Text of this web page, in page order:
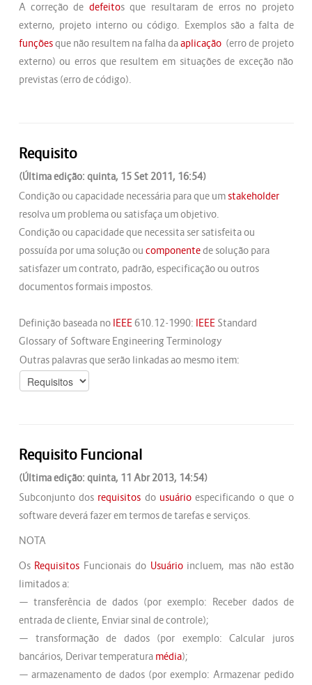
A correção de defeitos que resultaram de erros no projeto
externo, projeto interno ou código. Exemplos são a falta de
funçõesque não resultem na falha daaplicação (erro de projeto
externo) ou erros que resultem em situações de exceção não
previstas (erro de código).
Requisito
(Última edição: quinta, 15 Set 2011, 16:54)
Condição ou capacidade necessária para que umstakeholder
resolva um problema ou satisfaça um objetivo.
Condição ou capacidade que necessita ser satisfeita ou
possuída por uma solução ou componentede solução para
satisfazer um contrato, padrão, especificação ou outros
documentos formais impostos.
Definição baseada no IEEE610.12-1990: IEEEStandard
Glossary of Software Engineering Terminology
Outras palavras que serão linkadas ao mesmo item:
Requisito Funcional
(Última edição: quinta, 11 Abr 2013, 14:54)
Subconjunto dos requisitos do usuário especificando o que o
software deverá fazer em termos de tarefas e serviços.
NOTA
Os Requisitos Funcionais do Usuárioincluem, mas não estão
limitados a:
— transferência de dados (por exemplo: Receber dados de
entrada de cliente, Enviar sinal de controle);
— transformação de dados (por exemplo: Calcular juros
bancários, Derivar temperatura média);
— armazenamento de dados (por exemplo: Armazenar pedido